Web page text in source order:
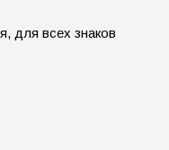
для всех знаков